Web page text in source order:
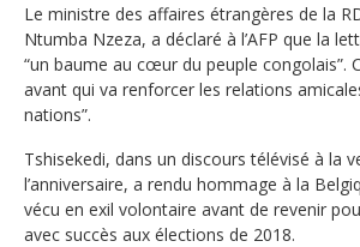
Le ministre des affaires étrangères de la
Ntumba Nzeza, a déclaré à l’AFP que la
“un baume au cœur du peuple congolais”.
avant qui va renforcer les relations
nations”.
Tshisekedi, dans un discours télévisé à la
l’anniversaire, a rendu hommage à la
vécu en exil volontaire avant de revenir
avec succès aux élections de 2018.